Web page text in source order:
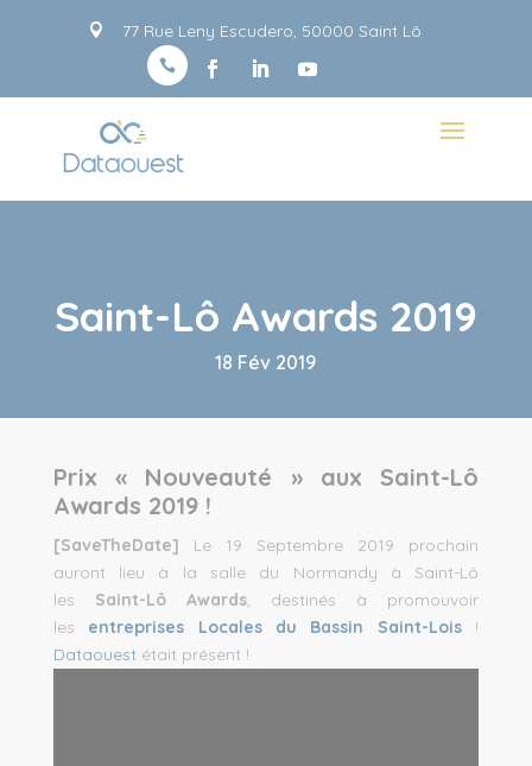
 77 Rue Leny Escudero, 50000 Saint Lô

Saint-Lô Awards 2019
18 Fév 2019
Prix « Nouveauté » aux Saint-Lô
Awards 2019 !
[SaveTheDate] Le 19 Septembre 2019 prochain
auront lieu à la salle du Normandy à Saint-Lô
les Saint-Lô Awards, destinés à promouvoir
les entreprises Locales du Bassin Saint-Lois!
Dataouest était présent !